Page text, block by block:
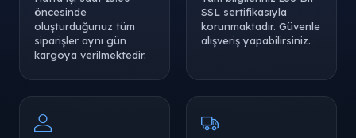
öncesinde
oluşturduğunuz tüm
siparişler aynı gün
kargoya verilmektedir.
SSL sertifikasıyla
korunmaktadır. Güvenle
alışveriş yapabilirsiniz.